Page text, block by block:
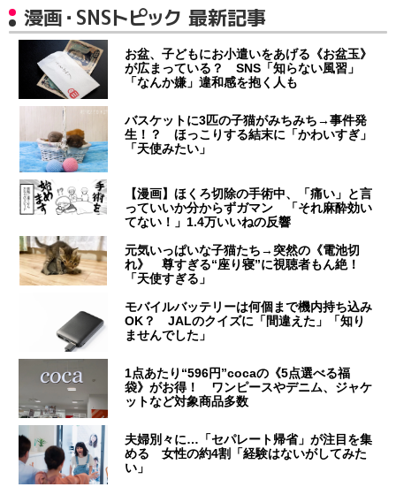
漫画・SNSトピック 最新記事
お盆、子どもにお小遣いをあげる《お盆玉》
が広まっている？ SNS「知らない風習」
「なんか嫌」違和感を抱く人も
バスケットに3匹の子猫がみちみち→事件発
生！？ ほっこりする結末に「かわいすぎ」
「天使みたい」
【漫画】ほくろ切除の手術中、「痛い」と言
っていいか分からずガマン 「それ麻酔効い
てない！」1.4万いいねの反響
元気いっぱいな子猫たち→突然の《電池切
れ》 尊すぎる“座り寝”に視聴者もん絶！
「天使すぎる」
モバイルバッテリーは何個まで機内持ち込み
OK？ JALのクイズに「間違えた」「知り
ませんでした」
1点あたり“596円”cocaの《5点選べる福
袋》がお得！ ワンピースやデニム、ジャケ
ットなど対象商品多数
夫婦別々に…「セパレート帰省」が注目を集
める 女性の約4割「経験はないがしてみた
い」